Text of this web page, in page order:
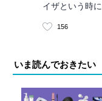
イザという時
156
いま読んでおきたい